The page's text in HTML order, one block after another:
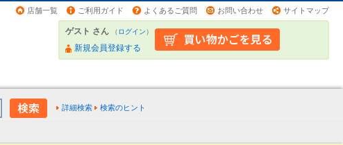
店舗一覧 ご利用ガイド よくあるご質問 お問い合わせ サイトマップ
ゲスト さん （ログイン）
新規会員登録する
詳細検索 検索のヒント